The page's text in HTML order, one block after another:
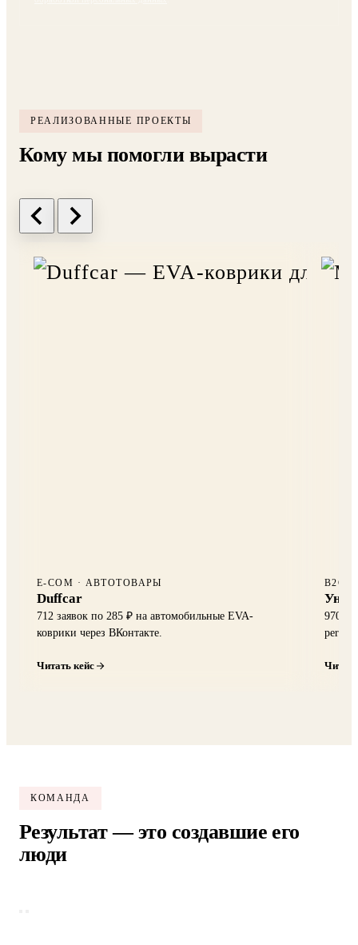
РЕАЛИЗОВАННЫЕ ПРОЕКТЫ
Кому мы помогли вырасти
E-COM · АВТОТОВАРЫ
Duffcar
712 заявок по 285 ₽ на автомобильные EVA-
коврики через ВКонтакте.
Читать кейс
B2C
970
КОМАНДА
Результат — это создавшие его
люди